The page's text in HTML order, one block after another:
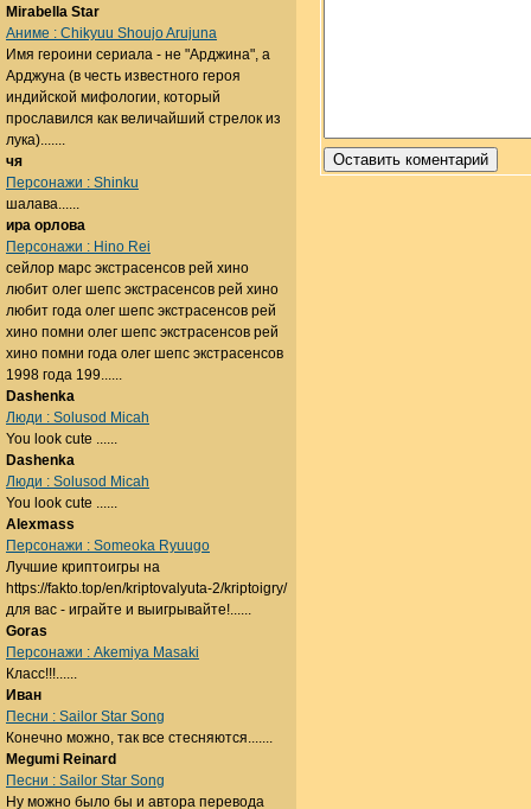
Mirabella Star
Аниме : Chikyuu Shoujo Arujuna
Имя героини сериала - не "Арджина", а
Арджуна (в честь известного героя
индийской мифологии, который
прославился как величайший стрелок из
лука).......
чя
Персонажи : Shinku
шалава......
ира орлова
Персонажи : Hino Rei
сейлор марс экстрасенсов рей хино
любит олег шепс экстрасенсов рей хино
любит года олег шепс экстрасенсов рей
хино помни олег шепс экстрасенсов рей
хино помни года олег шепс экстрасенсов
1998 года 199......
Dashenka
Люди : Solusod Micah
You look cute ......
Dashenka
Люди : Solusod Micah
You look cute ......
Alexmass
Персонажи : Someoka Ryuugo
Лучшие криптоигры на
https://fakto.top/en/kriptovalyuta-2/kriptoigry/
для вас - играйте и выигрывайте!......
Goras
Персонажи : Akemiya Masaki
Класс!!!......
Иван
Песни : Sailor Star Song
Конечно можно, так все стесняются.......
Megumi Reinard
Песни : Sailor Star Song
Ну можно было бы и автора перевода